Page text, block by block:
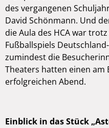
des vergangenen
David Schönmann. Und
die Aula des HCA war
Fußballspiels
zumindest die
Theaters hatten einen am
erfolgreichen Abend.
Einblick in das Stück